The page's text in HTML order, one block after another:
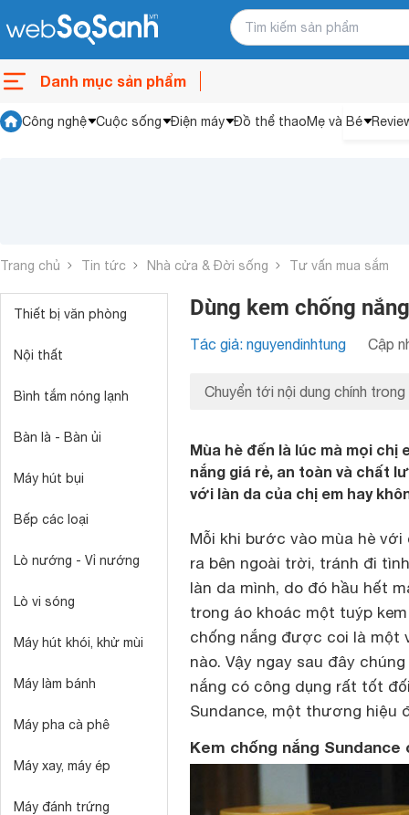
Danh mục sản phẩm
Công nghệ Cuộc sống Điện máy Đồ thể thaoMẹ và Bé
Trang chủ Tin tức Nhà cửa & Đời sống Tư vấn mua sắm
Thiết bị văn phòng
Nội thất
Bình tắm nóng lạnh
Bàn là - Bàn ủi
Máy hút bụi
Bếp các loại
Lò nướng - Vỉ nướng
Lò vi sóng
Máy hút khói, khử mùi
Máy làm bánh
Máy pha cà phê
Máy xay, máy ép
Máy đánh trứng
Dùng kem chống
Tác giả: nguyendinhtung Cập
Chuyển tới nội dung chính trong
Mùa hè đến là lúc mà mọi
nắng giá rẻ, an toàn và chất
với làn da của chị em hay
Mỗi khi bước vào mùa hè
ra bên ngoài trời, tránh đi
làn da mình, do đó hầu hết
trong áo khoác một tuýp
chống nắng được coi là một
nào. Vậy ngay sau đây
nắng có công dụng rất tốt
Sundance, một thương hiệu
Kem chống nắng